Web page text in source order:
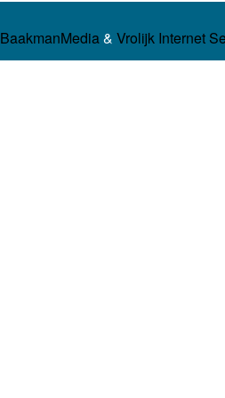
BaakmanMedia& Vrolijk Internet